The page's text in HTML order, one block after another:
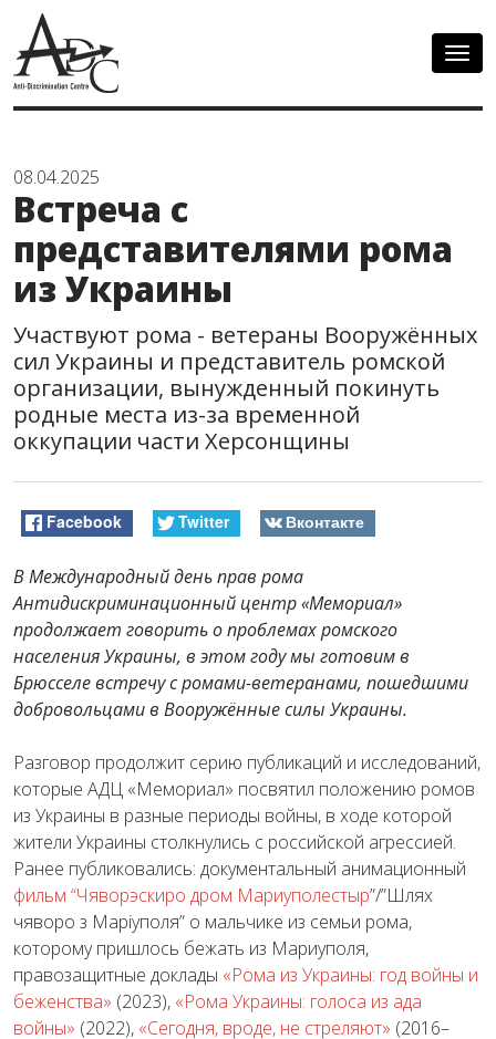
08.04.2025
Встреча с
представителями рома
из Украины
Участвуют рома - ветераны Вооружённых
сил Украины и представитель ромской
организации, вынужденный покинуть
родные места из-за временной
оккупации части Херсонщины
Facebook Twitter Вконтакте
В Международный день прав рома
Антидискриминационный центр «Мемориал»
продолжает говорить о проблемах ромского
населения Украины, в этом году мы готовим в
Брюсселе встречу с ромами-ветеранами, пошедшими
добровольцами в Вооружённые силы Украины.
Разговор продолжит серию публикаций и исследований,
которые АДЦ «Мемориал» посвятил положению ромов
из Украины в разные периоды войны, в ходе которой
жители Украины столкнулись с российской агрессией.
Ранее публиковались: документальный анимационный
фильм “Чяворэскиро дром Мариуполестыр”/”Шлях
чяворо з Марiуполя” о мальчике из семьи рома,
которому пришлось бежать из Мариуполя,
правозащитные доклады «Рома из Украины: год войны и
беженства» (2023), «Рома Украины: голоса из ада
войны» (2022), «Сегодня, вроде, не стреляют» (2016–